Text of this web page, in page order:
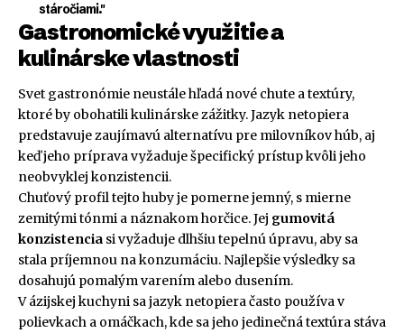
stáročiami."
Gastronomické využitie a
kulinárske vlastnosti
Svet gastronómie neustále hľadá nové chute a textúry,
ktoré by obohatili kulinárske zážitky. Jazyk netopiera
predstavuje zaujímavú alternatívu pre milovníkov húb, aj
keď jeho príprava vyžaduje špecifický prístup kvôli jeho
neobvyklej konzistencii.
Chuťový profil tejto huby je pomerne jemný, s mierne
zemitými tónmi a náznakom horčice. Jej gumovitá
konzistencia si vyžaduje dlhšiu tepelnú úpravu, aby sa
stala príjemnou na konzumáciu. Najlepšie výsledky sa
dosahujú pomalým varením alebo dusením.
V ázijskej kuchyni sa jazyk netopiera často používa v
polievkach a omáčkach, kde sa jeho jedinečná textúra stáva